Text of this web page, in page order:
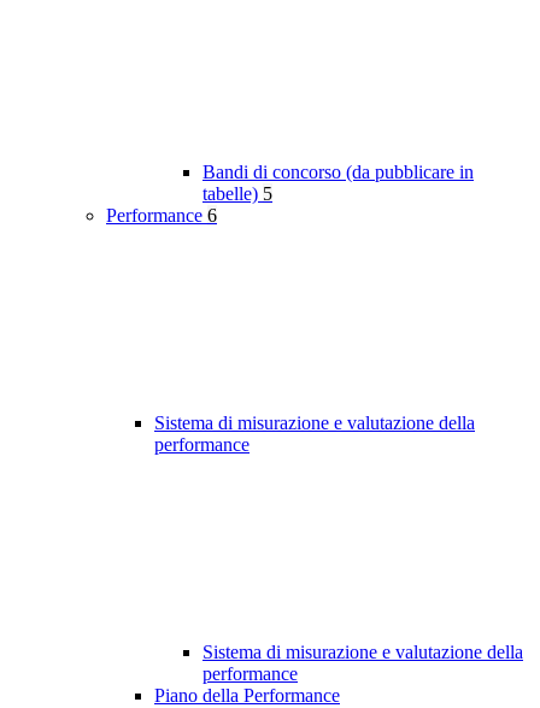
Bandi di concorso (da pubblicare in
tabelle) 5
Performance 6
Sistema di misurazione e valutazione della
performance
Sistema di misurazione e valutazione della
performance
Piano della Performance